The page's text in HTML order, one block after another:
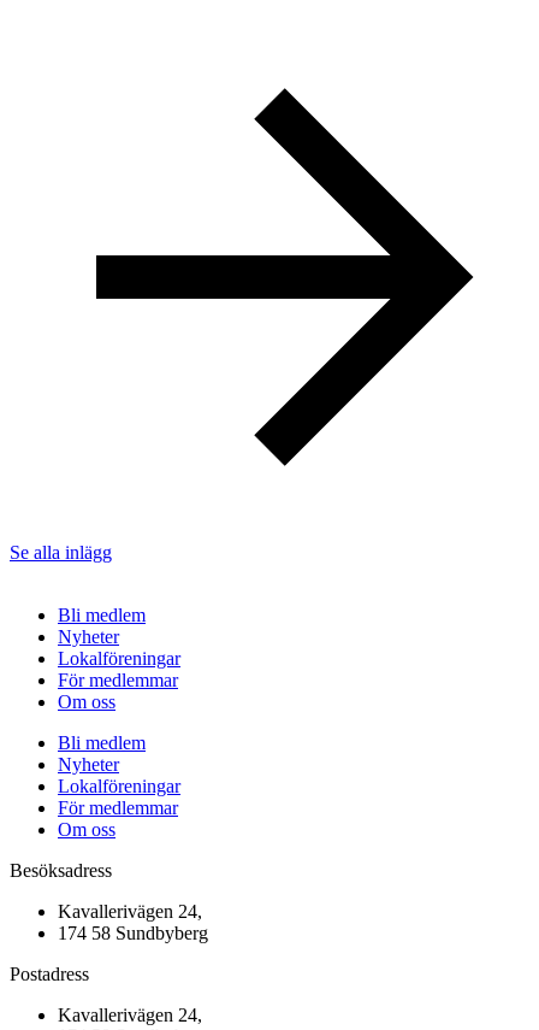
Se alla inlägg
Bli medlem
Nyheter
Lokalföreningar
För medlemmar
Om oss
Bli medlem
Nyheter
Lokalföreningar
För medlemmar
Om oss
Besöksadress
Kavallerivägen 24,
174 58 Sundbyberg
Postadress
Kavallerivägen 24,